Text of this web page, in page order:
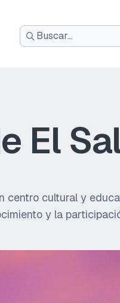
El
centro cultural y
y la